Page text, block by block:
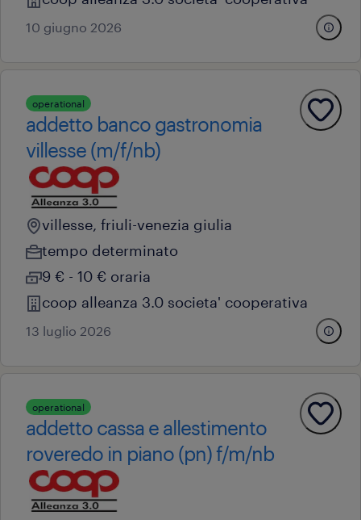
10 giugno 2026
operational
addetto banco gastronomia
villesse (m/f/nb)
villesse, friuli-venezia giulia
tempo determinato
9 € - 10 € oraria
coop alleanza 3.0 societa' cooperativa
13 luglio 2026
operational
addetto cassa e allestimento
roveredo in piano (pn) f/m/nb